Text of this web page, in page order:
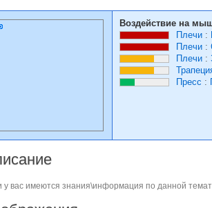
Воздействие на
Плечи :
Плечи :
Плечи :
Пресс :
у вас имеются знания\информация по данной